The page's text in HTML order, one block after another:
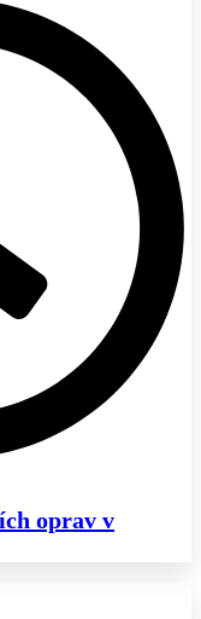
oprav v